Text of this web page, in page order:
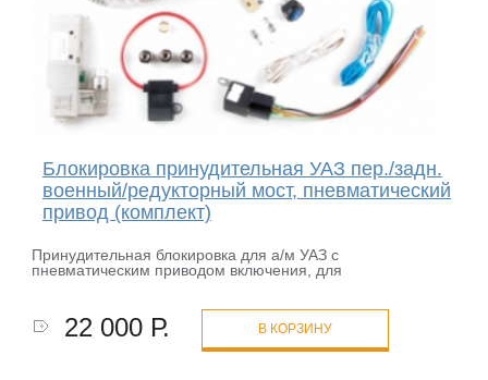
Блокировка принудительная УАЗ пер./задн.
военный/редукторный мост, пневматический
привод (комплект)
Принудительная блокировка для а/м УАЗ с
пневматическим приводом включения, для
22 000 Р. В КОРЗИНУ